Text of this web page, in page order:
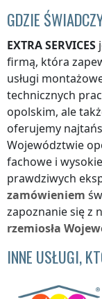
GDZIE
EXTRA SERVICES
firmą, która
usługi
technicznych
opolskim, ale
oferujemy
Województwie
fachowe i
prawdziwych
zamówieniem
zapoznanie się z
rzemiosła
INNE USŁUGI,